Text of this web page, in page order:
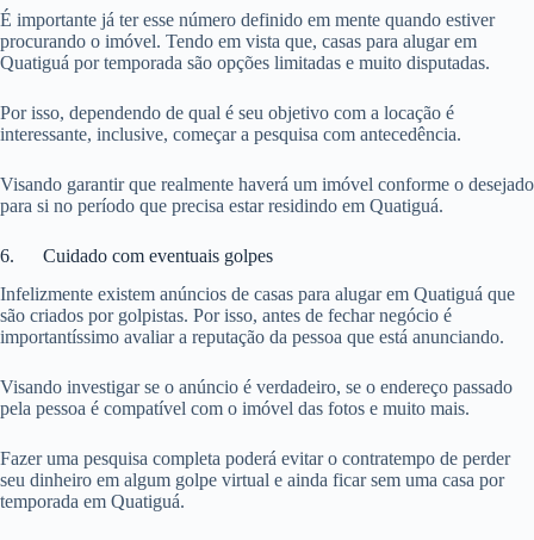
É importante já ter esse número definido em mente quando estiver
procurando o imóvel. Tendo em vista que, casas para alugar em
Quatiguá por temporada são opções limitadas e muito disputadas.
Por isso, dependendo de qual é seu objetivo com a locação é
interessante, inclusive, começar a pesquisa com antecedência.
Visando garantir que realmente haverá um imóvel conforme o desejado
para si no período que precisa estar residindo em Quatiguá.
6. Cuidado com eventuais golpes
Infelizmente existem anúncios de casas para alugar em Quatiguá que
são criados por golpistas. Por isso, antes de fechar negócio é
importantíssimo avaliar a reputação da pessoa que está anunciando.
Visando investigar se o anúncio é verdadeiro, se o endereço passado
pela pessoa é compatível com o imóvel das fotos e muito mais.
Fazer uma pesquisa completa poderá evitar o contratempo de perder
seu dinheiro em algum golpe virtual e ainda ficar sem uma casa por
temporada em Quatiguá.